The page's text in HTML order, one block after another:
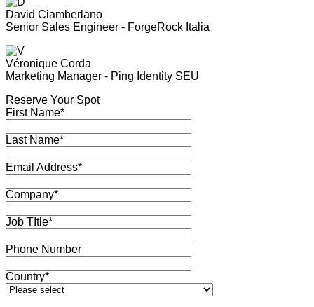
David Ciamberlano
Senior Sales Engineer - ForgeRock Italia
Véronique Corda
Marketing Manager - Ping Identity SEU
Reserve Your Spot
First Name*
Last Name*
Email Address*
Company*
Job TItle*
Phone Number
Country*